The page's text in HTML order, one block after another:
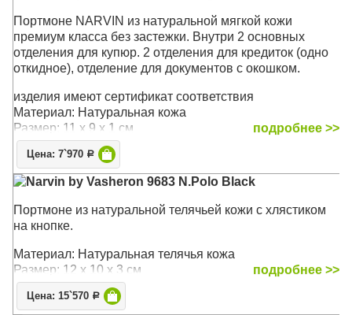
Портмоне NARVIN из натуральной мягкой кожи
премиум класса без застежки. Внутри 2 основных
отделения для купюр. 2 отделения для кредиток (одно
откидное), отделение для документов с окошком.
изделия имеют сертификат соответствия
Материал: Натуральная кожа
Размер: 11 х 9 х 1 см
подробнее >>
Цена: 7`970 Р
Narvin by Vasheron 9683 N.Polo Black
Портмоне из натуральной телячьей кожи с хлястиком
на кнопке.
Материал: Натуральная телячья кожа
Размер: 12 х 10 х 3 см
подробнее >>
Цена: 15`570 Р